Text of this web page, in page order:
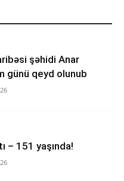
şəhidi Anar
günü qeyd olunub
– 151 yaşında!